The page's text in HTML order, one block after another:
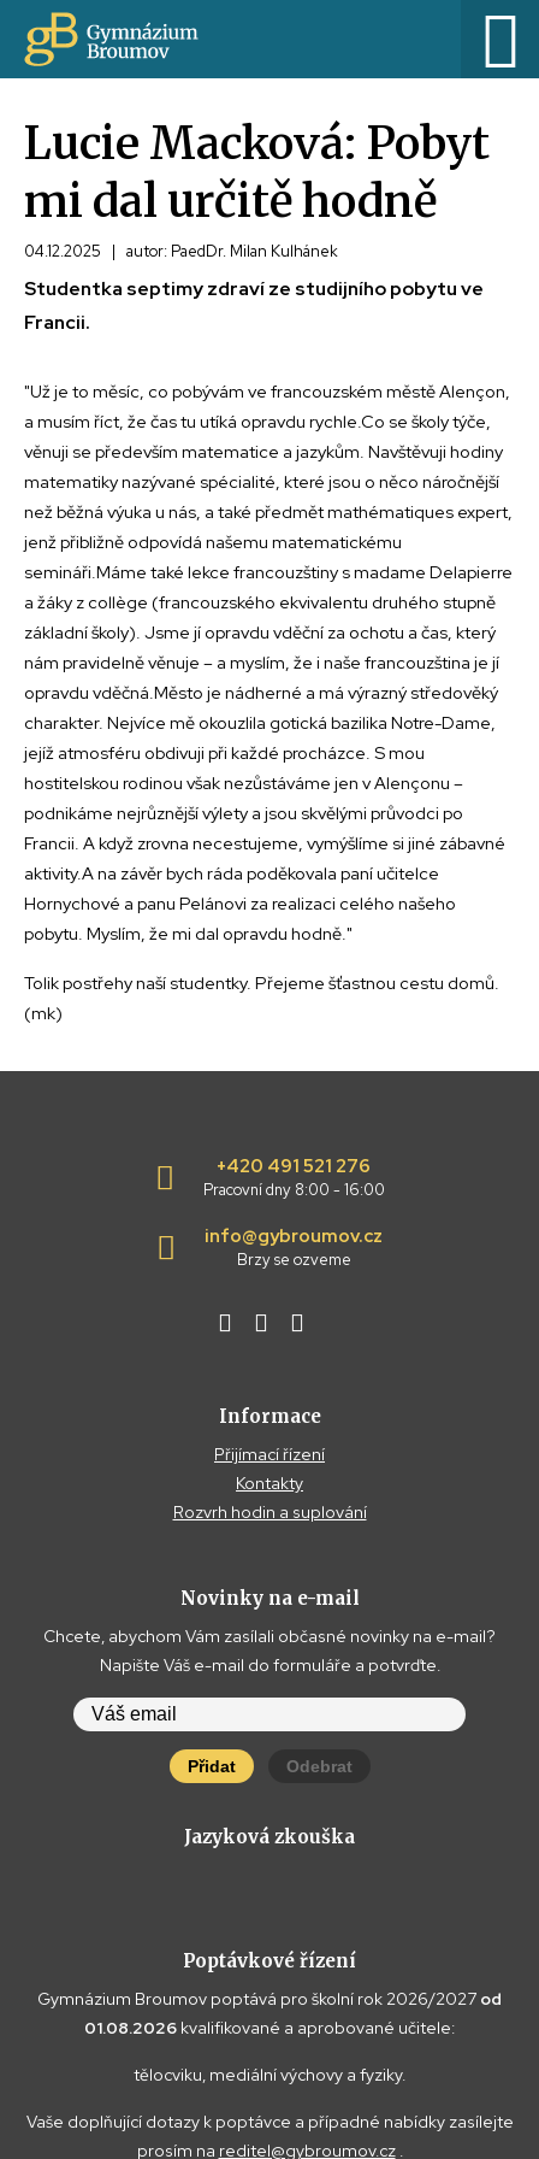
Lucie Macková: Pobyt
mi dal určitě hodně
04.12.2025 | autor: PaedDr. Milan Kulhánek
Studentka septimy zdraví ze studijního pobytu ve
Francii.
"Už je to měsíc, co pobývám ve francouzském městě Alençon,
a musím říct, že čas tu utíká opravdu rychle.Co se školy týče,
věnuji se především matematice a jazykům. Navštěvuji hodiny
matematiky nazývané spécialité, které jsou o něco náročnější
než běžná výuka u nás, a také předmět mathématiques expert,
jenž přibližně odpovídá našemu matematickému
semináři.Máme také lekce francouzštiny s madame Delapierre
a žáky z collège (francouzského ekvivalentu druhého stupně
základní školy). Jsme jí opravdu vděční za ochotu a čas, který
nám pravidelně věnuje – a myslím, že i naše francouzština je jí
opravdu vděčná.Město je nádherné a má výrazný středověký
charakter. Nejvíce mě okouzlila gotická bazilika Notre-Dame,
jejíž atmosféru obdivuji při každé procházce. S mou
hostitelskou rodinou však nezůstáváme jen v Alençonu –
podnikáme nejrůznější výlety a jsou skvělými průvodci po
Francii. A když zrovna necestujeme, vymýšlíme si jiné zábavné
aktivity.A na závěr bych ráda poděkovala paní učitelce
Hornychové a panu Pelánovi za realizaci celého našeho
pobytu. Myslím, že mi dal opravdu hodně."
Tolik postřehy naší studentky. Přejeme šťastnou cestu domů.
(mk)
+420 491 521 276
Pracovní dny 8:00 - 16:00
info@gybroumov.cz
Brzy se ozveme
Informace
Přijímací řízení
Kontakty
Rozvrh hodin a suplování
Novinky na e-mail
Chcete, abychom Vám zasílali občasné novinky na e-mail?
Napište Váš e-mail do formuláře a potvrďte.
Přidat Odebrat
Jazyková zkouška
Poptávkové řízení
Gymnázium Broumov poptává pro školní rok 2026/2027 od
01.08.2026 kvalifikované a aprobované učitele:
tělocviku, mediální výchovy a fyziky.
Vaše doplňující dotazy k poptávce a případné nabídky zasílejte
prosím na reditel@gybroumov.cz.